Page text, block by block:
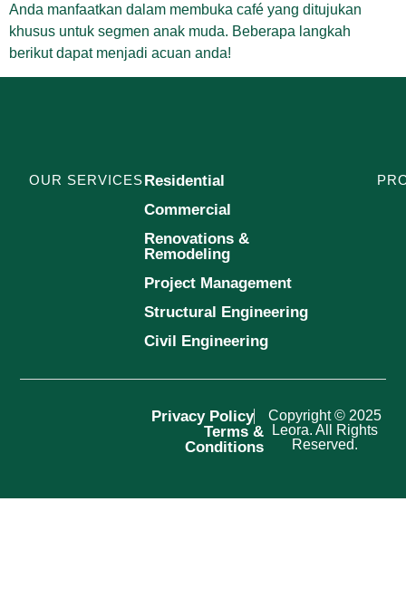
Anda manfaatkan dalam membuka café yang ditujukan
khusus untuk segmen anak muda. Beberapa langkah
berikut dapat menjadi acuan anda!
OUR SERVICES Residential
Commercial
Renovations &
Remodeling
Project Management
Structural Engineering
Civil Engineering
Copyright © 2025
Leora. All Rights
Reserved.
Privacy Policy
Terms &
Conditions